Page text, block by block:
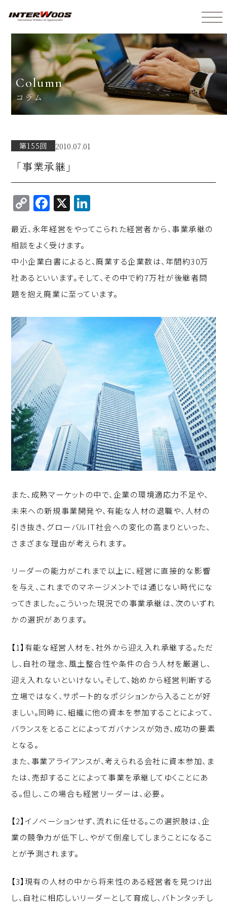
column
コラム
第155回 2010.07.01
「事業承継」
C
o
p
y
Li
n
k
F
a
c
e
b
o
o
k
X
k
e
d
I
n
最近、永年経営をやってこられた経営者から、事業承継の
相談をよく受けます。
中小企業白書によると、廃業する企業数は、年間約30万
社あるといいます。そして、その中で約7万社が後継者問
題を抱え廃業に至っています。
また、成熟マーケットの中で、企業の環境適応力不足や、
未来への新規事業開発や、有能な人材の退職や、人材の
引き抜き、グローバルIT社会への変化の高まりといった、
さまざまな理由が考えられます。
リーダーの能力がこれまで以上に、経営に直接的な影響
を与え、これまでのマネージメントでは通じない時代にな
ってきました。こういった現況での事業承継は、次のいずれ
かの選択があります。
【1】有能な経営人材を、社外から迎え入れ承継する。ただ
し、自社の理念、風土整合性や条件の合う人材を厳選し、
迎え入れないといけない。そして、始めから経営判断する
立場ではなく、サポート的なポジションから入ることが好
ましい。同時に、組織に他の資本を参加することによって、
バランスをとることによってガバナンスが効き、成功の要素
となる。
また、事業アライアンスが、考えられる会社に資本参加、ま
たは、売却することによって事業を承継してゆくことにあ
る。但し、この場合も経営リーダーは、必要。
【2】イノベーションせず、流れに任せる。この選択肢は、企
業の競争力が低下し、やがて倒産してしまうことになるこ
とが予測されます。
【3】現有の人材の中から将来性のある経営者を見つけ出
し、自社に相応しいリーダーとして育成し、バトンタッチし